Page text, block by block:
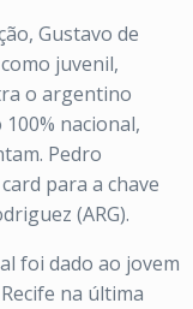
Gustavo de
juvenil,
o argentino
nacional,
Pedro
para a chave
(ARG).
foi dado ao jovem
na última